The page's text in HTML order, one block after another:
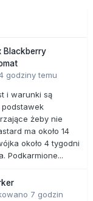
Blackberry
godziny temu
i warunki są
podstawek
żeby nie
ma około 14
około 4 tygodni
Podkarmione...
7 godzin